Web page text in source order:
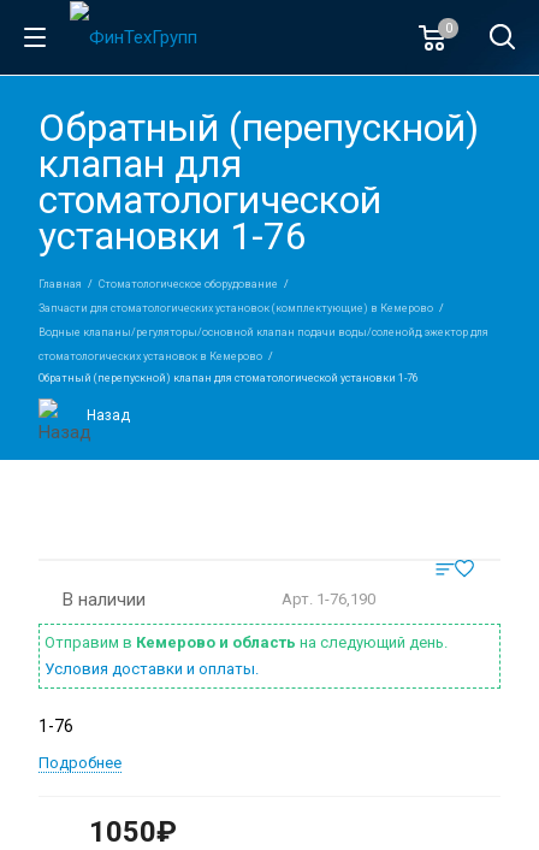
0
Обратный (перепускной)
клапан для
стоматологической
установки 1-76
Главная
Стоматологическое оборудование
Запчасти для стоматологических установок (комплектующие) в Кемерово
Водные клапаны/регуляторы/основной клапан подачи воды/соленойд, эжектор для
стоматологических установок в Кемерово
Обратный (перепускной) клапан для стоматологической установки 1-76
Назад
В наличии Арт. 1-76,190
Отправим в Кемерово и область на следующий день.
Условия доставки и оплаты.
1-76
Подробнее
1050₽